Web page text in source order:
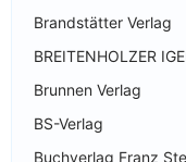
Brandstätter Verlag
BREITENHOLZER
Brunnen Verlag
BS-Verlag
Buchverlag Franz